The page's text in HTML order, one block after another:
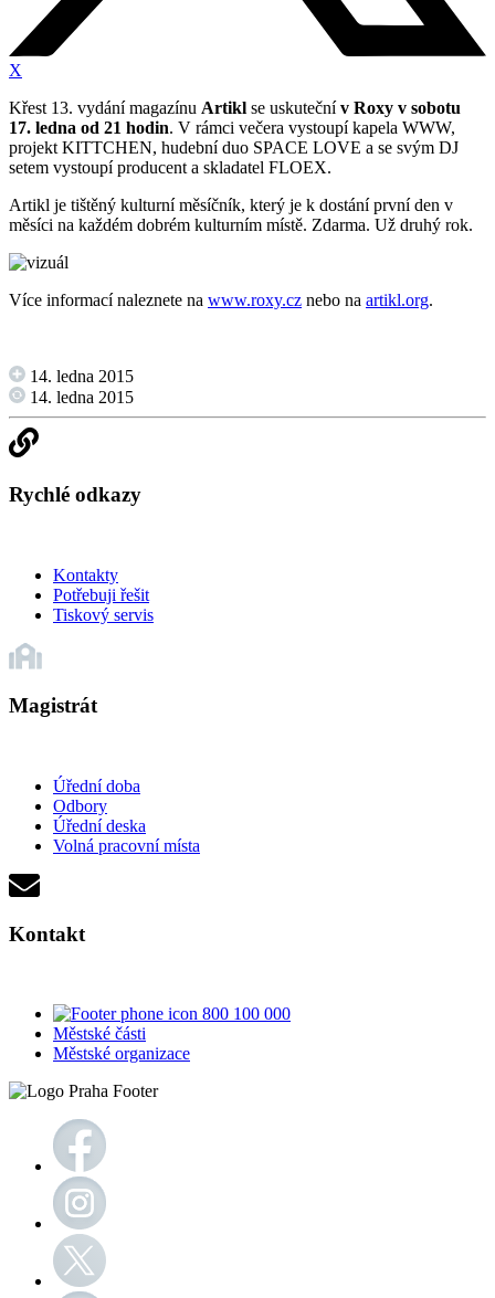
X
Křest 13. vydání magazínu Artikl se uskutečnív Roxy v sobotu
17. ledna od 21 hodin. V rámci večera vystoupí kapela WWW,
projekt KITTCHEN, hudební duo SPACE LOVE a se svým DJ
setem vystoupí producent a skladatel FLOEX.
Artikl je tištěný kulturní měsíčník, který je k dostání první den v
měsíci na každém dobrém kulturním místě. Zdarma. Už druhý rok.
Více informací naleznete na www.roxy.cz nebo na artikl.org.
14. ledna 2015
14. ledna 2015
Rychlé odkazy
Kontakty
Potřebuji řešit
Tiskový servis
Magistrát
Úřední doba
Odbory
Úřední deska
Volná pracovní místa
Kontakt
800 100 000
Městské části
Městské organizace